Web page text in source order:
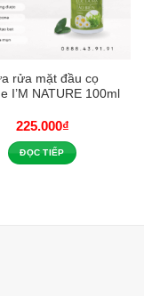
rửa mặt đầu cọ
I’M NATURE 100ml
225.000₫
ĐỌC TIẾP